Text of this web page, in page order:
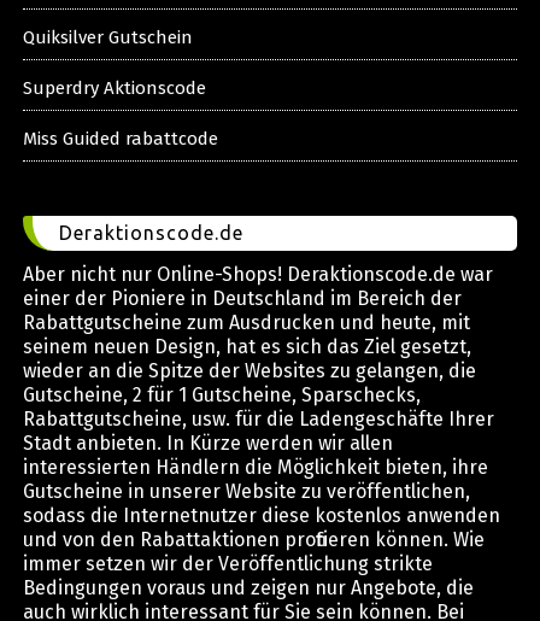
Quiksilver Gutschein
Superdry Aktionscode
Miss Guided rabattcode
Deraktionscode.de
Aber nicht nur Online-Shops! Deraktionscode.de war
einer der Pioniere in Deutschland im Bereich der
Rabattgutscheine zum Ausdrucken und heute, mit
seinem neuen Design, hat es sich das Ziel gesetzt,
wieder an die Spitze der Websites zu gelangen, die
Gutscheine, 2 für 1 Gutscheine, Sparschecks,
Rabattgutscheine, usw. für die Ladengeschäfte Ihrer
Stadt anbieten. In Kürze werden wir allen
interessierten Händlern die Möglichkeit bieten, ihre
Gutscheine in unserer Website zu veröffentlichen,
sodass die Internetnutzer diese kostenlos anwenden
und von den Rabattaktionen profitieren können. Wie
immer setzen wir der Veröffentlichung strikte
Bedingungen voraus und zeigen nur Angebote, die
auch wirklich interessant für Sie sein können. Bei